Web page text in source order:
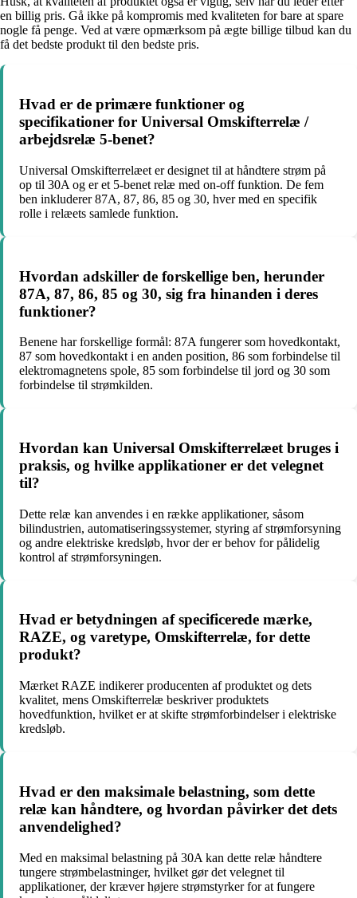
en billig pris. Gå ikke på kompromis med kvaliteten for bare at spare
nogle få penge. Ved at være opmærksom på ægte billige tilbud kan du
få det bedste produkt til den bedste pris.
Hvad er de primære funktioner og
specifikationer for Universal Omskifterrelæ /
arbejdsrelæ 5-benet?
Universal Omskifterrelæet er designet til at håndtere strøm på
op til 30A og er et 5-benet relæ med on-off funktion. De fem
ben inkluderer 87A, 87, 86, 85 og 30, hver med en specifik
rolle i relæets samlede funktion.
Hvordan adskiller de forskellige ben, herunder
87A, 87, 86, 85 og 30, sig fra hinanden i deres
funktioner?
Benene har forskellige formål: 87A fungerer som hovedkontakt,
87 som hovedkontakt i en anden position, 86 som forbindelse til
elektromagnetens spole, 85 som forbindelse til jord og 30 som
forbindelse til strømkilden.
Hvordan kan Universal Omskifterrelæet bruges i
praksis, og hvilke applikationer er det velegnet
til?
Dette relæ kan anvendes i en række applikationer, såsom
bilindustrien, automatiseringssystemer, styring af strømforsyning
og andre elektriske kredsløb, hvor der er behov for pålidelig
kontrol af strømforsyningen.
Hvad er betydningen af specificerede mærke,
RAZE, og varetype, Omskifterrelæ, for dette
produkt?
Mærket RAZE indikerer producenten af produktet og dets
kvalitet, mens Omskifterrelæ beskriver produktets
hovedfunktion, hvilket er at skifte strømforbindelser i elektriske
kredsløb.
Hvad er den maksimale belastning, som dette
relæ kan håndtere, og hvordan påvirker det dets
anvendelighed?
Med en maksimal belastning på 30A kan dette relæ håndtere
tungere strømbelastninger, hvilket gør det velegnet til
applikationer, der kræver højere strømstyrker for at fungere